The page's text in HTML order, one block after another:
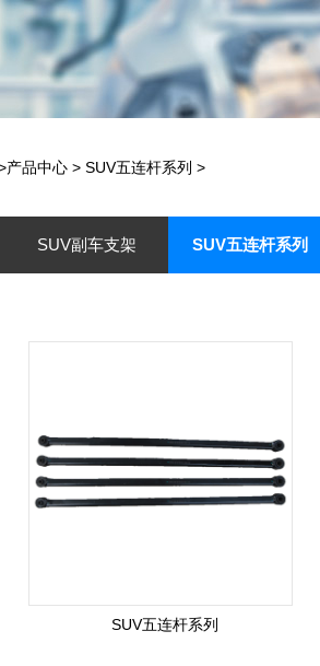
产品中心 > SUV五连杆系列 >
SUV副车支架 SUV五连杆系列
SUV五连杆系列